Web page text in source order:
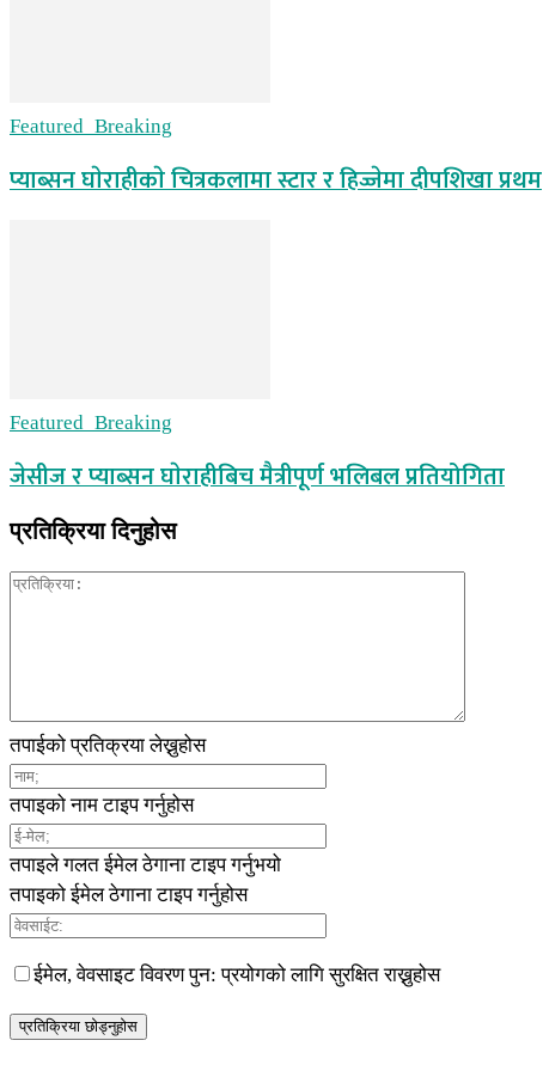
Featured_Breaking
प्याब्सन घाेराहीकाे चित्रकलामा स्टार र हिज्जेमा दीपशिखा प्रथम
Featured_Breaking
जेसीज र प्याब्सन घाेराहीबिच मैत्रीपूर्ण भलिबल प्रतियोगिता
प्रतिक्रिया दिनुहोस
तपाईको प्रतिक्रया लेख्नुहोस
तपाइको नाम टाइप गर्नुहोस
तपाइले गलत ईमेल ठेगाना टाइप गर्नुभयो
तपाइको ईमेल ठेगाना टाइप गर्नुहोस
ईमेल, वेवसाइट विवरण पुन: प्रयोगको लागि सुरक्षित राख्नुहोस